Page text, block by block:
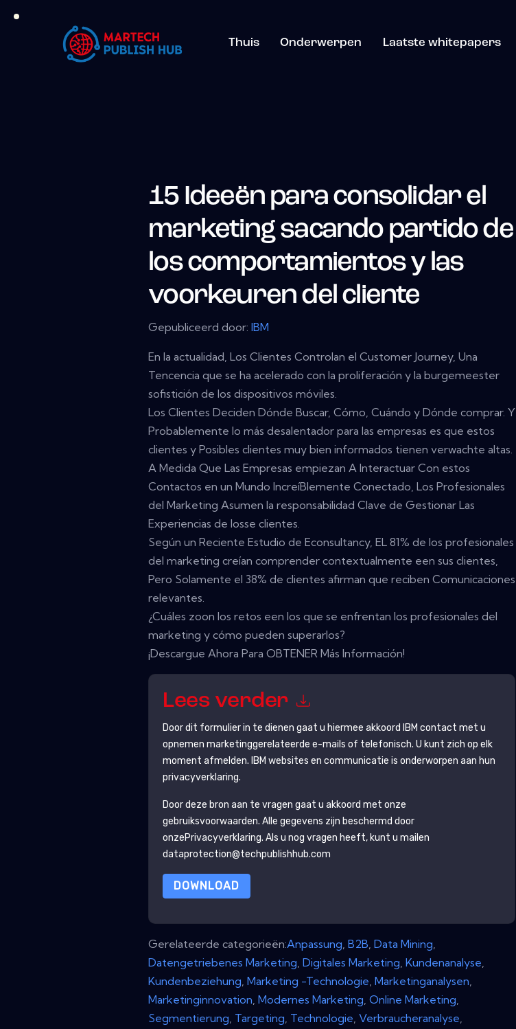
Thuis Onderwerpen Laatste whitepapers
15 Ideeën para consolidar el
marketing sacando partido de
los comportamientos y las
voorkeuren del cliente
Gepubliceerd door:IBM
En la actualidad, Los Clientes Controlan el Customer Journey, Una
Tencencia que se ha acelerado con la proliferación y la burgemeester
sofistición de los dispositivos móviles.
Los Clientes Deciden Dónde Buscar, Cómo, Cuándo y Dónde comprar. Y
Probablemente lo más desalentador para las empresas es que estos
clientes y Posibles clientes muy bien informados tienen verwachte altas.
A Medida Que Las Empresas empiezan A Interactuar Con estos
Contactos en un Mundo IncreíBlemente Conectado, Los Profesionales
del Marketing Asumen la responsabilidad Clave de Gestionar Las
Experiencias de losse clientes.
Según un Reciente Estudio de Econsultancy, EL 81% de los profesionales
del marketing creían comprender contextualmente een sus clientes,
Pero Solamente el 38% de clientes afirman que reciben Comunicaciones
relevantes.
¿Cuáles zoon los retos een los que se enfrentan los profesionales del
marketing y cómo pueden superarlos?
¡Descargue Ahora Para OBTENER Más Información!
Lees verder
Door dit formulier in te dienen gaat u hiermee akkoord IBM contact met u
opnemen marketinggerelateerde e-mails of telefonisch. U kunt zich op elk
moment afmelden. IBM websites en communicatie is onderworpen aan hun
privacyverklaring.
Door deze bron aan te vragen gaat u akkoord met onze
gebruiksvoorwaarden. Alle gegevens zijn beschermd door
onzePrivacyverklaring. Als u nog vragen heeft, kunt u mailen
dataprotection@techpublishhub.com
DOWNLOAD
Gerelateerde categorieën:Anpassung,B2B,Data Mining,
Datengetriebenes Marketing,Digitales Marketing,Kundenanalyse,
Kundenbeziehung,Marketing -Technologie,Marketinganalysen,
Marketinginnovation,Modernes Marketing,Online Marketing,
Segmentierung, Targeting, Technologie,Verbraucheranalyse,